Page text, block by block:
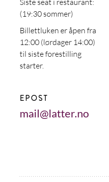
Siste seat i restaurant:
(19:30 sommer)
Billettluken er åpen fra
12:00 (lørdager 14:00)
til siste forestilling
starter.
EPOST
mail@latter.no